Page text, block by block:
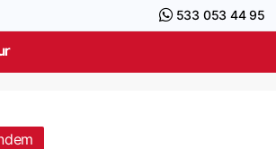
533 053 44 95